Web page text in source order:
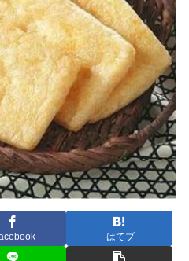
はてブ